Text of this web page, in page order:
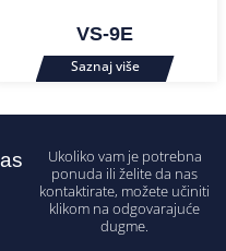
VS-9E
Ukoliko vam je potrebna
ponuda ili želite da nas
kontaktirate, možete učiniti
klikom na odgovarajuće
dugme.